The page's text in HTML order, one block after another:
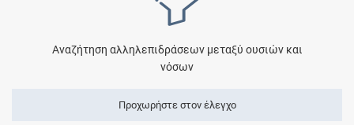
Αναζήτηση αλληλεπιδράσεων μεταξύ ουσιών και
νόσων
Προχωρήστε στον έλεγχο